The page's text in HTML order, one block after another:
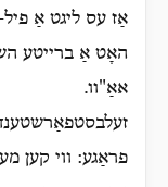
אַז עס ליגט אַ
האָט אַ ברייטע
אאַ"וו.
פראַגע: ווי קען